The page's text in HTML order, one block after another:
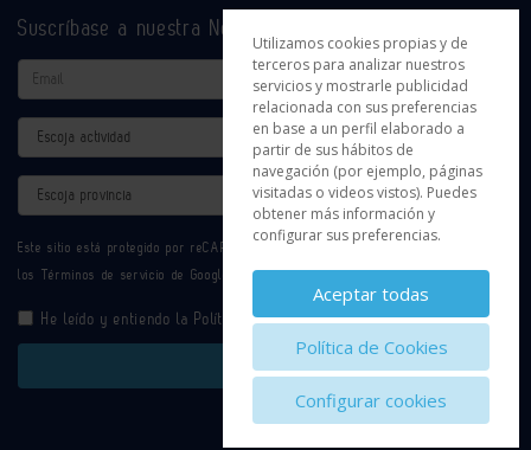
Suscríbase a nuestra Newsletter
Email
Actividad
Provincia
Este sitio está protegido por reCAPTCHA y se aplican la
los Términos de servicio de Google.
He leído y entiendo la Política de Privacidad
Enviar
Utilizamos cookies propias y de
terceros para analizar nuestros
servicios y mostrarle publicidad
relacionada con sus preferencias
en base a un perfil elaborado a
partir de sus hábitos de
navegación (por ejemplo, páginas
visitadas o videos vistos). Puedes
obtener más información y
configurar sus preferencias.
Aceptar todas
Política de Cookies
Configurar cookies